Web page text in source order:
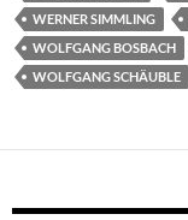
WERNER SIMMLING
WOLFGANG BOSBACH
WOLFGANG SCHÄUBLE